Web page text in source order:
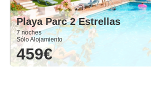
Playa Parc 2 Estrellas
7 noches
Sólo Alojamiento
459€